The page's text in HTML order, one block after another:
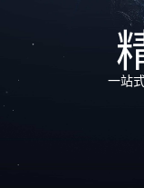
一站